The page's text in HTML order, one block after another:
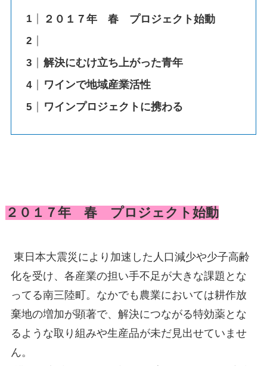
２０１７年 春 プロジェクト始動
解決にむけ立ち上がった青年
ワインで地域産業活性
ワインプロジェクトに携わる
２０１７年 春 プロジェクト始動
東日本大震災により加速した人口減少や少子高齢
化を受け、各産業の担い手不足が大きな課題とな
ってる南三陸町。なかでも農業においては耕作放
棄地の増加が顕著で、解決につながる特効薬とな
るような取り組みや生産品が未だ見出せていませ
ん。